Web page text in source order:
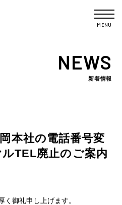
MENU
NEWS
新着情報
本社の電話番号変
TEL廃止のご案内
御礼申し上げます。